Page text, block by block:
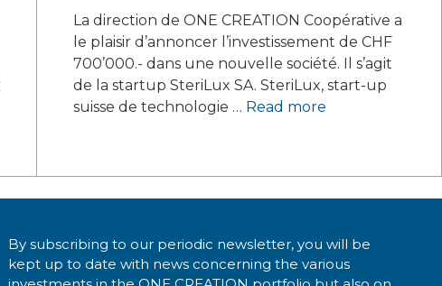
La direction de ONE CREATION Coopérative a
le plaisir d’annoncer l’investissement de CHF
700’000.- dans une nouvelle société. Il s’agit
de la startup SteriLux SA. SteriLux, start-up
suisse de technologie … Read more
By subscribing to our periodic newsletter, you will be
kept up to date with news concerning the various